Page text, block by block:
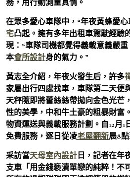
務，用行動測量真情。
在眾多愛心車隊中，“年夜黃蜂愛
宅凸起。擁有多年出租車駕駛經驗
現：“車隊司機都覺得義載意義嚴
本會所設計身的氣力。”
黃志全介紹，年夜火發生后，許多
家屬出行四處找車，車隊第二天便
天秤隨即將蕾絲絲帶拋向金色光芒
性的美學，中和牛土豪的粗暴財富
物資運送與義載服務計劃。自12月
免費服務，逐日從凌老屋翻新晨8
采訪當天母室內設計 日，記者在年
支車「用金錢褻瀆單戀的純粹！不